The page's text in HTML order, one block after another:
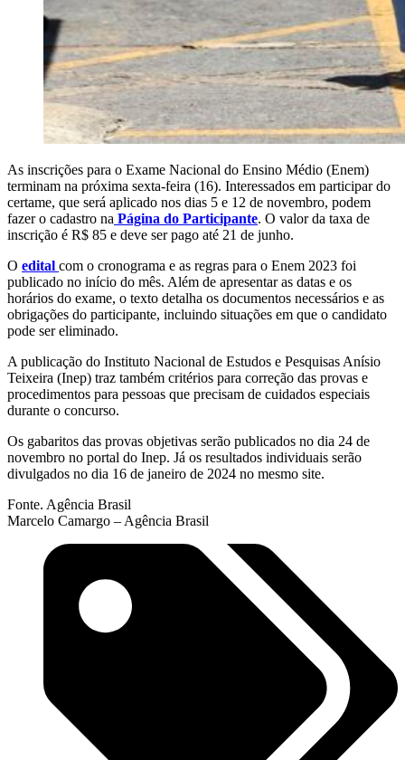
As inscrições para o Exame Nacional do Ensino Médio (Enem)
terminam na próxima sexta-feira (16). Interessados em participar do
certame, que será aplicado nos dias 5 e 12 de novembro, podem
fazer o cadastro na Página do Participante. O valor da taxa de
inscrição é R$ 85 e deve ser pago até 21 de junho.
O edital com o cronograma e as regras para o Enem 2023 foi
publicado no início do mês. Além de apresentar as datas e os
horários do exame, o texto detalha os documentos necessários e as
obrigações do participante, incluindo situações em que o candidato
pode ser eliminado.
A publicação do Instituto Nacional de Estudos e Pesquisas Anísio
Teixeira (Inep) traz também critérios para correção das provas e
procedimentos para pessoas que precisam de cuidados especiais
durante o concurso.
Os gabaritos das provas objetivas serão publicados no dia 24 de
novembro no portal do Inep. Já os resultados individuais serão
divulgados no dia 16 de janeiro de 2024 no mesmo site.
Fonte. Agência Brasil
Marcelo Camargo – Agência Brasil